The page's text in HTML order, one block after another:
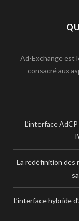
Ad-Exchange est
consacré aux
L’interface
La redéfinition des
L’interface hybride